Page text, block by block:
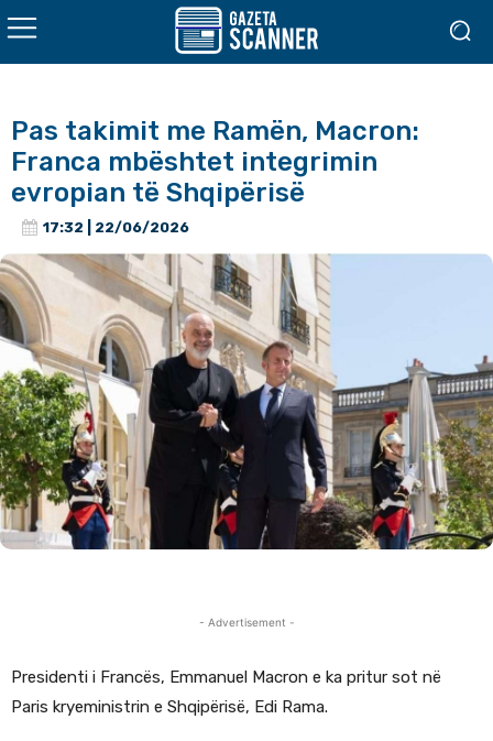
Pas takimit me Ramën, Macron:
Franca mbështet integrimin
evropian të Shqipërisë
17:32 | 22/06/2026
- Advertisement -
Presidenti i Francës, Emmanuel Macron e ka pritur sot në
Paris kryeministrin e Shqipërisë, Edi Rama.